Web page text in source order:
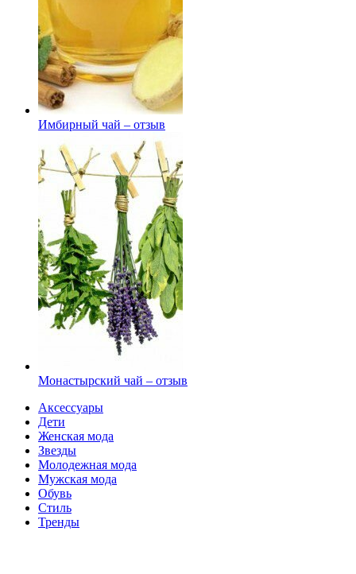
Имбирный чай – отзыв
Монастырский чай – отзыв
Аксессуары
Дети
Женская мода
Звезды
Молодежная мода
Мужская мода
Обувь
Стиль
Тренды